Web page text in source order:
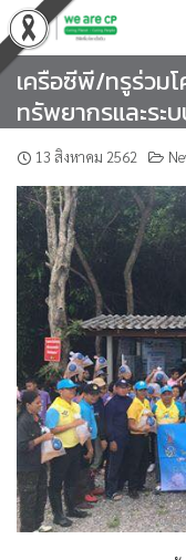
Skip
to
content
เครือซีพี/ทรูร่วม
ทรัพยากรและระ
13 สิงหาคม 2562